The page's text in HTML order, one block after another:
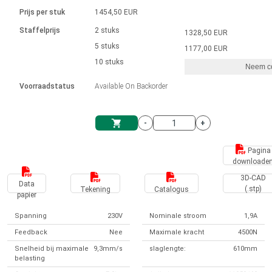
Eenheidssysteem
Solenoïden
driver
Ø 28-42| 1-1400 rpm | <= 290Ncm
Borstelloze DC-motordrivers
Borstel DC-motordrivers DPWM-
Stappenmotor drivers
Synchroon-asynchroon | voor 1-4 aandrijvingen
Besturingskasten
Synchroon-asynchroon | voor 1-4 aandrijvingen
Français (EUR)
Norsk (NOK)
Suomi (EUR)
Svenska (SEK)
Prijs per stuk
Staffelprijs
Voorraadstatus
1454,50 EUR
2 stuks
5 stuks
10 stuks
Available On Backorder
1328,50 EUR
1177,00 EUR
Neem
- +
Pagina
Data
papier
Tekening Catalogus
3D-CAD
(.stp)
Spanning 230V Nominale stroom 1,9A
Feedback Nee Maximale kracht 4500N
Snelheid bij maximale
belasting
9,3mm/s slaglengte: 610mm